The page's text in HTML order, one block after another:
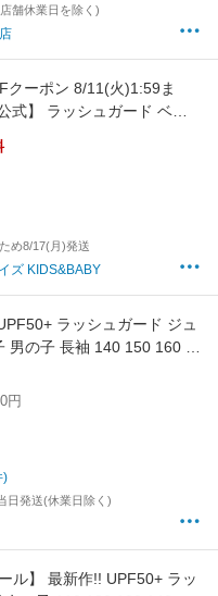
舗休業日を除く)
クーポン 8/11(火)1:59ま
式】 ラッシュガード ベビ
男の子 おしゃれ 赤ちゃん
かわいい ベビー水着 uv 紫
行 レジャー プール ベビー
LIEWOOD
め8/17(月)発送
ズ KIDS&BABY
ラッシュガード ジュ
男の子 長袖 140 150 160 男
ードなし 小学生 中学生 水
フルジップ ジップアップ
送料無料
円
)
日発送(休業日除く)
ル】 最新作!! UPF50+ ラッ